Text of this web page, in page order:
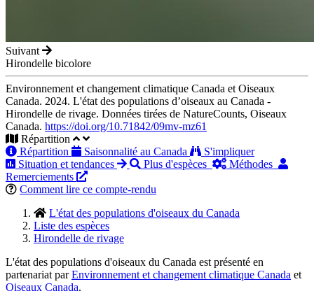
Suivant
Hirondelle bicolore
Environnement et changement climatique Canada et Oiseaux
Canada. 2024. L'état des populations d’oiseaux au Canada -
Hirondelle de rivage. Données tirées de NatureCounts, Oiseaux
Canada. https://doi.org/10.71842/09mv-mz61
Répartition
Répartition
Saisonnalité au Canada
S'impliquer
Situation et tendances
Plus d'espèces
Méthodes
Remerciements
Comment lire ce compte-rendu
L'état des populations d'oiseaux du Canada
Liste des espèces
Hirondelle de rivage
L'état des populations d'oiseaux du Canada est présenté en
partenariat parEnvironnement et changement climatique Canada et
Oiseaux Canada.